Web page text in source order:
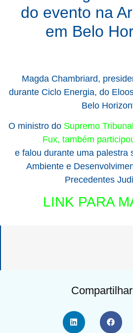
do evento na
em Belo
Magda Chambriard,
durante Ciclo Energia, do
Belo
O ministro do Supremo
Fux, também
e falou durante uma palestra
Ambiente e
Precedentes
LINK PARA